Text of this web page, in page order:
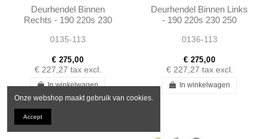
Deurhendel Binnen
Rechts - 190 220s 230
W113 - 1087600561
0135-113
€ 275,00
€ 227,27 tax excl.
In winkelwagen
Deurhendel Binnen Links
- 190 220s 230 250
- 1087600561
0136-113
€ 275,00
€ 227,27 tax excl.
In winkelwagen
Onze webshop maakt gebruik van cookies.
Accept